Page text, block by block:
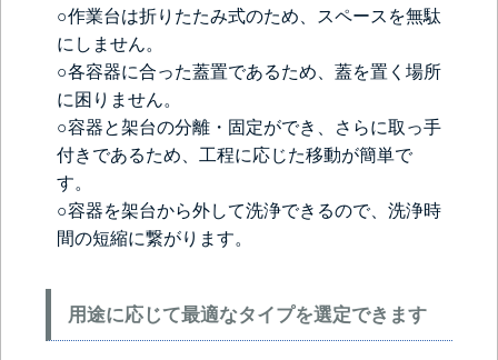
○作業台は折りたたみ式のため、スペースを無駄
にしません。
○各容器に合った蓋置であるため、蓋を置く場所
に困りません。
○容器と架台の分離・固定ができ、さらに取っ手
付きであるため、工程に応じた移動が簡単で
す。
○容器を架台から外して洗浄できるので、洗浄時
間の短縮に繋がります。
用途に応じて最適なタイプを選定できます